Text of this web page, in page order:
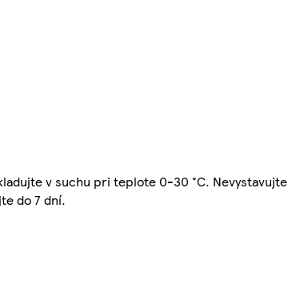
v suchu pri teplote 0-30 °C. Nevystavujte
do 7 dní.